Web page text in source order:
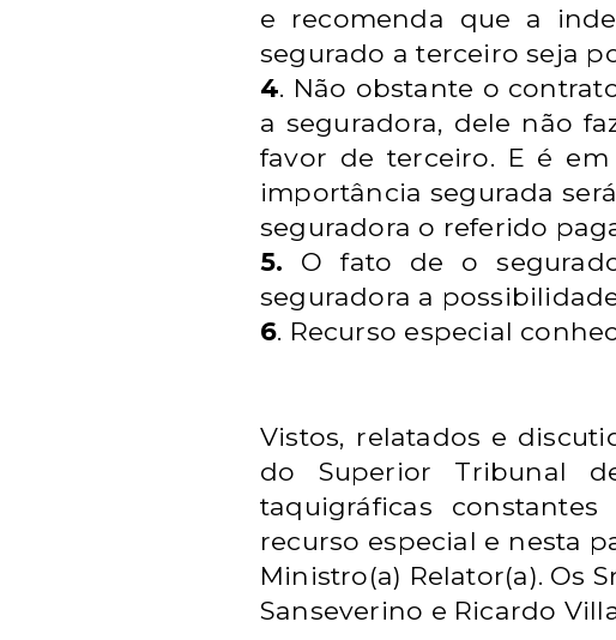
e recomenda que a
segurado a terceiro seja
4. Não obstante o
a seguradora, dele não
favor de terceiro. E é
importância segurada
seguradora o referido
5. O fato de o
seguradora a
6. Recurso especial
Vistos, relatados e
do Superior Tribunal
taquigráficas
recurso especial e nesta
Ministro(a) Relator(a). Os
Sanseverino e Ricardo